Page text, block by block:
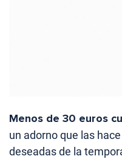
Menos de 30 euros
un adorno que las
deseadas de la